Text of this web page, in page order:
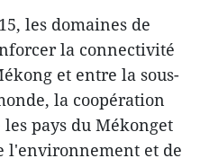
les domaines de
la connectivité
et entre la sous-
la coopération
pays du Mékonget
l'environnement et de